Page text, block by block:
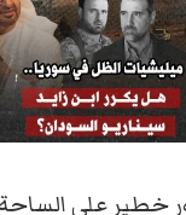
خطير على الساحة